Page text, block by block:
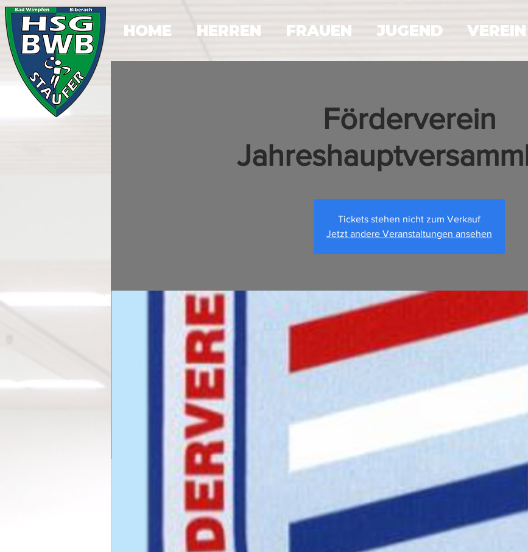
HOME HERREN FRAUEN JUGEND VEREIN
Förderverein
Tickets stehen nicht zum Verkauf
Jetzt andere Veranstaltungen ansehen